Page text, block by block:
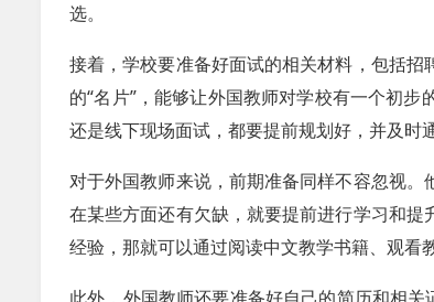
选。
接着，学校要准备好面试的相关材料，包括
的“名片”，能够让外国教师对学校有一个初
还是线下现场面试，都要提前规划好，并及时
对于外国教师来说，前期准备同样不容忽视
在某些方面还有欠缺，就要提前进行学习和
经验，那就可以通过阅读中文教学书籍、观看